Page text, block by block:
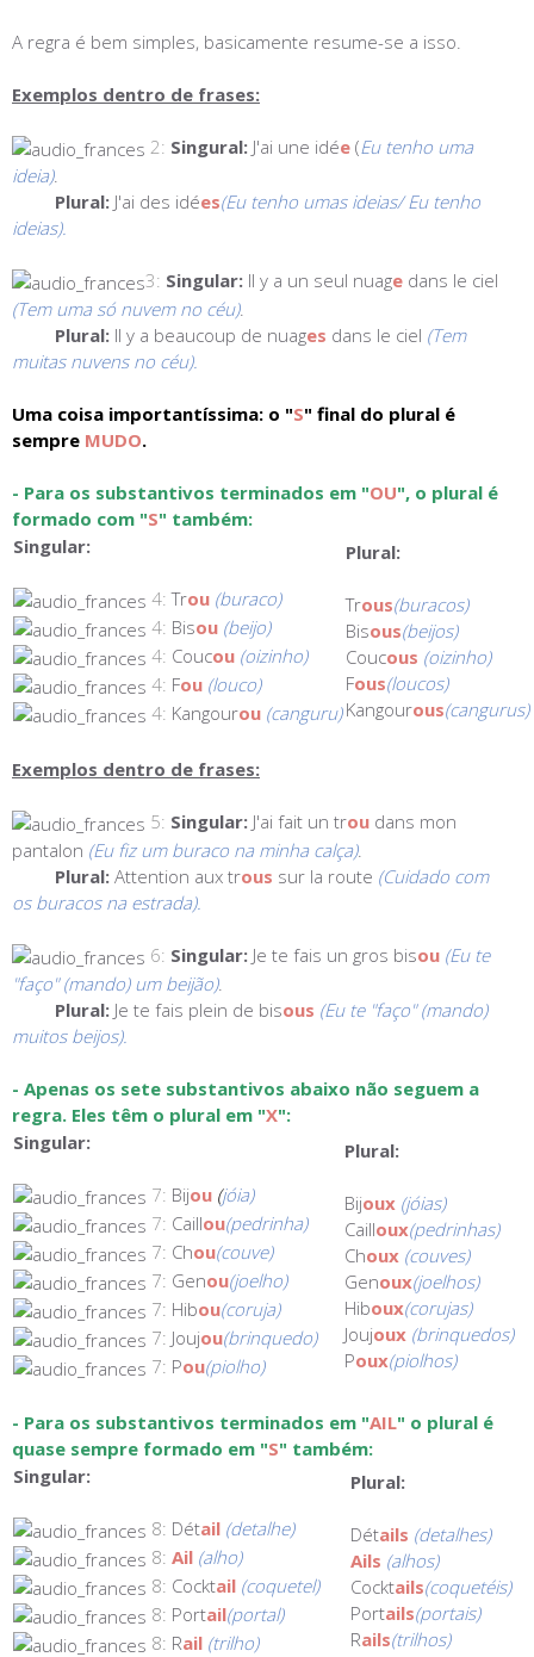
A regra é bem simples, basicamente resume-se a isso.
Exemplos dentro de frases:
2: Singural: J'ai une idée (Eu tenho uma
ideia).
Plural: J'ai des idées(Eu tenho umas ideias/ Eu tenho
ideias).
3: Singular: Il y a un seul nuage dans le ciel
(Tem uma só nuvem no céu).
Plural: Il y a beaucoup de nuages dans le ciel (Tem
muitas nuvens no céu).
Uma coisa importantíssima: o "S" final do plural é
sempre MUDO.
- Para os substantivos terminados em "OU", o plural é
formado com "S" também:
Singular:
4: Trou (buraco)
4: Bisou (beijo)
4: Coucou (oizinho)
4: Fou (louco)
4: Kangourou (canguru)
Plural:
Trous(buracos)
Bisous(beijos)
Coucous (oizinho)
Fous(loucos)
Kangourous(cangurus)
Exemplos dentro de frases:
5: Singular: J'ai fait un trou dans mon
pantalon (Eu fiz um buraco na minha calça).
Plural: Attention aux trous sur la route (Cuidado com
os buracos na estrada).
6: Singular: Je te fais un gros bisou (Eu te
"faço" (mando) um beijão).
Plural: Je te fais plein de bisous (Eu te "faço" (mando)
muitos beijos).
- Apenas os sete substantivos abaixo não seguem a
regra. Eles têm o plural em "X":
Singular:
7: Bijou (jóia)
7: Caillou(pedrinha)
7: Chou(couve)
7: Genou(joelho)
7: Hibou(coruja)
7: Joujou(brinquedo)
7: Pou(piolho)
Plural:
Bijoux (jóias)
Cailloux(pedrinhas)
Choux (couves)
Genoux(joelhos)
Hiboux(corujas)
Joujoux (brinquedos)
Poux(piolhos)
- Para os substantivos terminados em "AIL" o plural é
quase sempre formado em "S" também:
Singular:
8: Détail (detalhe)
8: Ail (alho)
8: Cocktail (coquetel)
8: Portail(portal)
8: Rail (trilho)
Plural:
Détails (detalhes)
Ails (alhos)
Cocktails(coquetéis)
Portails(portais)
Rails(trilhos)